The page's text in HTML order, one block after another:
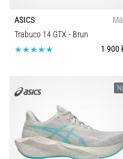
ASICS
Trabuco 14 GTX - Brun
1 900